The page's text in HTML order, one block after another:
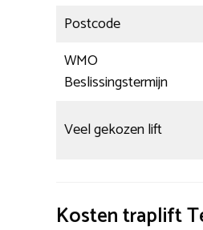
Postcode
WMO
Beslissingstermijn
Veel gekozen lift
Kosten traplift